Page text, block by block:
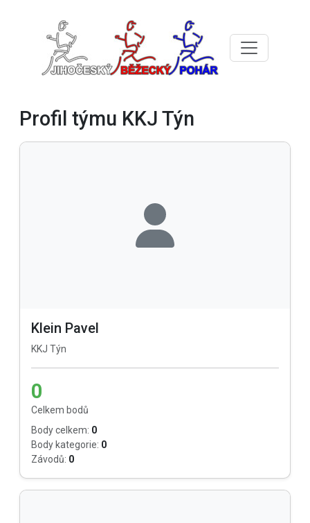
Profil týmu KKJ Týn
Klein Pavel
KKJ Týn
0
Celkem bodů
Body celkem: 0
Body kategorie: 0
Závodů: 0